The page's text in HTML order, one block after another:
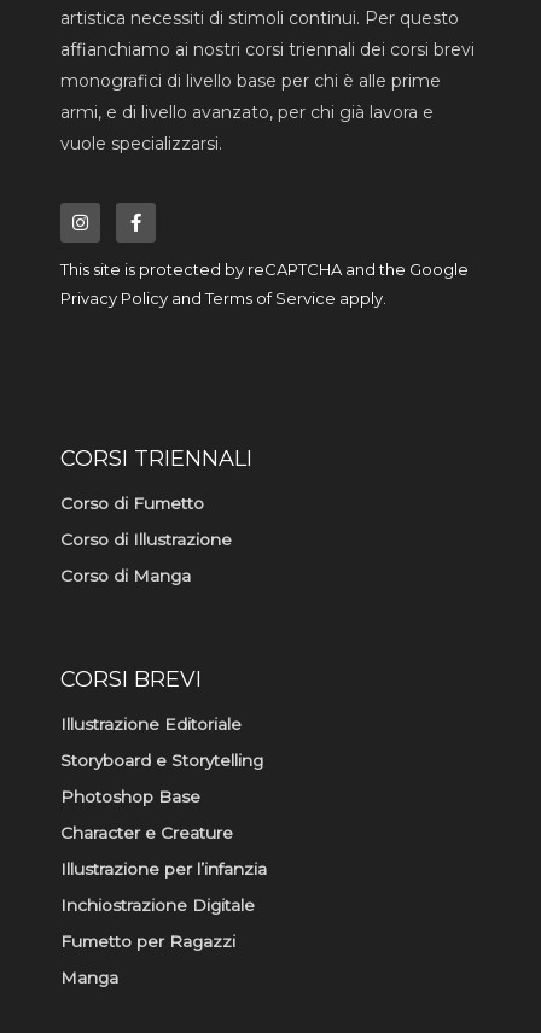
artistica necessiti di stimoli continui. Per questo
affianchiamo ai nostri corsi triennali dei corsi brevi
monografici di livello base per chi è alle prime
armi, e di livello avanzato, per chi già lavora e
vuole specializzarsi.
n
s
t
a
g
r
a
c
e
o
o
This site is protected by reCAPTCHA and the Google
Privacy Policy andTerms of Service apply.
CORSI TRIENNALI
Corso di Fumetto
Corso di Illustrazione
Corso di Manga
CORSI BREVI
Illustrazione Editoriale
Storyboard e Storytelling
Photoshop Base
Character e Creature
Illustrazione per l’infanzia
Inchiostrazione Digitale
Fumetto per Ragazzi
Manga